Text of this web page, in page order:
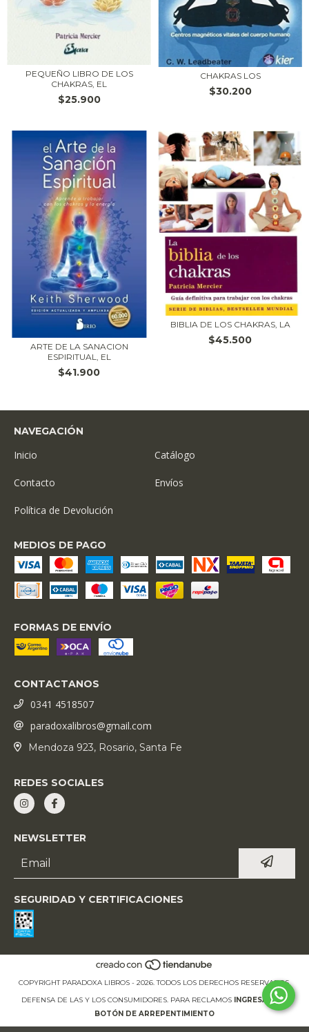
PEQUEÑO LIBRO DE LOS
CHAKRAS, EL
$25.900
CHAKRAS LOS
$30.200
ARTE DE LA SANACION
ESPIRITUAL, EL
$41.900
BIBLIA DE LOS CHAKRAS, LA
$45.500
NAVEGACIÓN
Inicio Catálogo
Contacto Envíos
Política de Devolución
MEDIOS DE PAGO
FORMAS DE ENVÍO
CONTACTANOS
0341 4518507
paradoxalibros@gmail.com
Mendoza 923, Rosario, Santa Fe
REDES SOCIALES
NEWSLETTER
SEGURIDAD Y CERTIFICACIONES
COPYRIGHT PARADOXA LIBROS - 2026. TODOS LOS DERECHOS RESERVADOS.
DEFENSA DE LAS Y LOS CONSUMIDORES. PARA RECLAMOS
INGRESÁ ACÁ.
BOTÓN DE ARREPENTIMIENTO